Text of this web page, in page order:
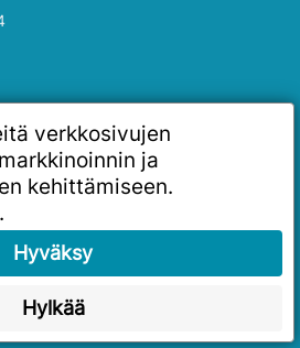
verkkosivujen
ja
kehittämiseen.
.
Hyväksy
Hylkää